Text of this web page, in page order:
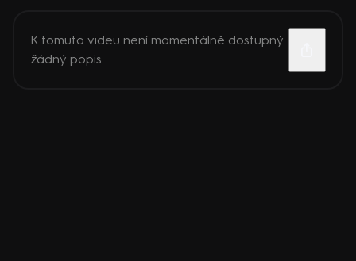
K tomuto videu není momentálně dostupný
žádný popis.